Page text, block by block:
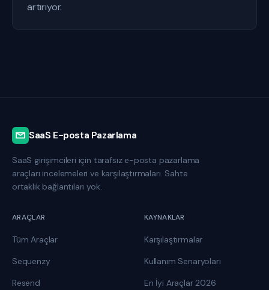
artırıyor.
SaaS E-posta Pazarlama
SaaS girişimcileri için tarafsız e-posta pazarlama
araçları incelemeleri ve karşılaştırmaları. Sahte
ortaklık bağlantıları yok.
ARAÇLAR
Tüm Araçlar
Sequenzy
Resend
KAYNAKLAR
Karşılaştırmalar
Kullanım Senaryoları
En İyi Araçlar 2026